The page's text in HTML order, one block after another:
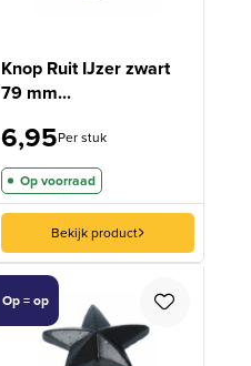
Knop Ruit IJzer zwart
79 mm...
6,95Per stuk
Op voorraad
Bekijk product
Op = op